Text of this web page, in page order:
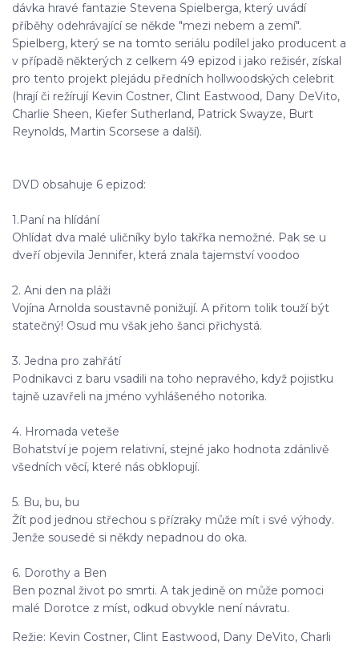
dávka hravé fantazie Stevena Spielberga, který uvádí
příběhy odehrávající se někde "mezi nebem a zemí".
Spielberg, který se na tomto seriálu podílel jako producent a
v případě některých z celkem 49 epizod i jako režisér, získal
pro tento projekt plejádu předních hollwoodských celebrit
(hrají či režírují Kevin Costner, Clint Eastwood, Dany DeVito,
Charlie Sheen, Kiefer Sutherland, Patrick Swayze, Burt
Reynolds, Martin Scorsese a další).
DVD obsahuje 6 epizod:
1.Paní na hlídání
Ohlídat dva malé uličníky bylo takřka nemožné. Pak se u
dveří objevila Jennifer, která znala tajemství voodoo
2. Ani den na pláži
Vojína Arnolda soustavně ponižují. A přitom tolik touží být
statečný! Osud mu však jeho šanci přichystá.
3. Jedna pro zahřátí
Podnikavci z baru vsadili na toho nepravého, když pojistku
tajně uzavřeli na jméno vyhlášeného notorika.
4. Hromada veteše
Bohatství je pojem relativní, stejné jako hodnota zdánlivě
všedních věcí, které nás obklopují.
5. Bu, bu, bu
Žít pod jednou střechou s přízraky může mít i své výhody.
Jenže sousedé si někdy nepadnou do oka.
6. Dorothy a Ben
Ben poznal život po smrti. A tak jedině on může pomoci
malé Dorotce z míst, odkud obvykle není návratu.
Režie: Kevin Costner, Clint Eastwood, Dany DeVito, Charli